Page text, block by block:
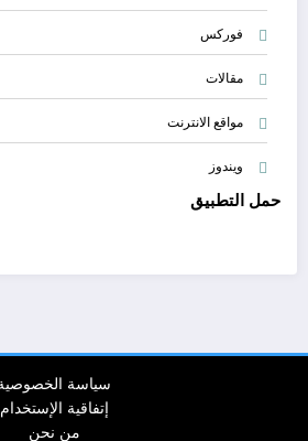
فوركس
مقالات
مواقع الانترنت
ويندوز
حمل التطبيق
سياسة
إتفاقية الإستخدام
من نحن